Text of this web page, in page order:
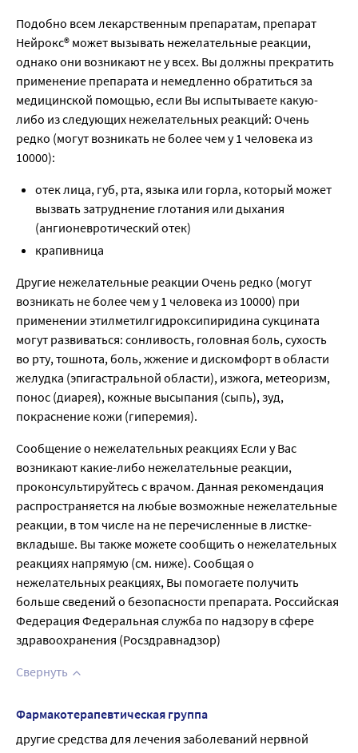
Подобно всем лекарственным препаратам, препарат
Нейрокс® может вызывать нежелательные реакции,
однако они возникают не у всех. Вы должны прекратить
применение препарата и немедленно обратиться за
медицинской помощью, если Вы испытываете какую-
либо из следующих нежелательных реакций: Очень
редко (могут возникать не более чем у 1 человека из
10000):
отек лица, губ, рта, языка или горла, который может
вызвать затруднение глотания или дыхания
(ангионевротический отек)
крапивница
Другие нежелательные реакции Очень редко (могут
возникать не более чем у 1 человека из 10000) при
применении этилметилгидроксипиридина сукцината
могут развиваться: сонливость, головная боль, сухость
во рту, тошнота, боль, жжение и дискомфорт в области
желудка (эпигастральной области), изжога, метеоризм,
понос (диарея), кожные высыпания (сыпь), зуд,
покраснение кожи (гиперемия).
Сообщение о нежелательных реакциях Если у Вас
возникают какие-либо нежелательные реакции,
проконсультируйтесь с врачом. Данная рекомендация
распространяется на любые возможные нежелательные
реакции, в том числе на не перечисленные в листке-
вкладыше. Вы также можете сообщить о нежелательных
реакциях напрямую (см. ниже). Сообщая о
нежелательных реакциях, Вы помогаете получить
больше сведений о безопасности препарата. Российская
Федерация Федеральная служба по надзору в сфере
здравоохранения (Росздравнадзор)
Свернуть
Фармакотерапевтическая группа
другие средства для лечения заболеваний нервной